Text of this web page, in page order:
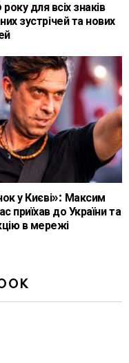
для всіх знаків
зустрічей та нових
у Києві»: Максим
приїхав до України та
в мережі